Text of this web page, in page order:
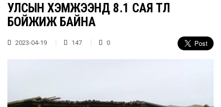
УЛСЫН ХЭМЖЭЭНД 8.1 САЯ ТӨЛ
БОЙЖИЖ БАЙНА
2023-04-19 147 0